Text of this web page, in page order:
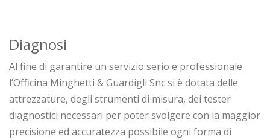
Diagnosi
Al fine di garantire un servizio serio e professionale
l’Officina Minghetti & Guardigli Snc si è dotata delle
attrezzature, degli strumenti di misura, dei tester
diagnostici necessari per poter svolgere con la maggior
precisione ed accuratezza possibile ogni forma di